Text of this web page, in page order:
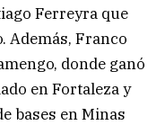
Ferreyra que
Además, Franco
donde ganó
en Fortaleza y
bases en Minas